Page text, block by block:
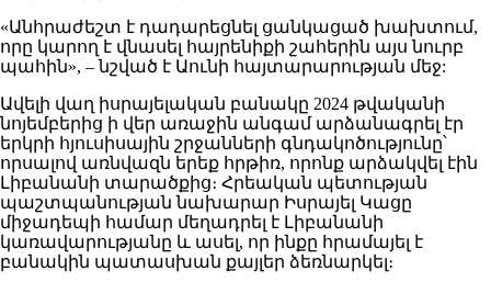
«Անհրաժեշտ է դադարեցնել ցանկացած խախտում,
որը կարող է վնասել հայրենիքի շահերին այս նուրբ
պահին», – նշված է Աունի հայտարարության մեջ:
Ավելի վաղ իսրայելական բանակը 2024 թվականի
նոյեմբերից ի վեր առաջին անգամ արձանագրել էր
երկրի հյուսիսային շրջանների գնդակոծությունը՝
որսալով առնվազն երեք հրթիռ, որոնք արձակվել էին
Լիբանանի տարածքից։ Հրեական պետության
պաշտպանության նախարար Իսրայել Կացը
միջադեպի համար մեղադրել է Լիբանանի
կառավարությանը և ասել, որ ինքը հրամայել է
բանակին պատասխան քայլեր ձեռնարկել։